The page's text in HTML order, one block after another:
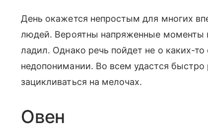
День окажется непростым для многих
людей. Вероятны напряженные моменты
ладил. Однако речь пойдет не о каких-
недопонимании. Во всем удастся быстро
зацикливаться на мелочах.
Овен